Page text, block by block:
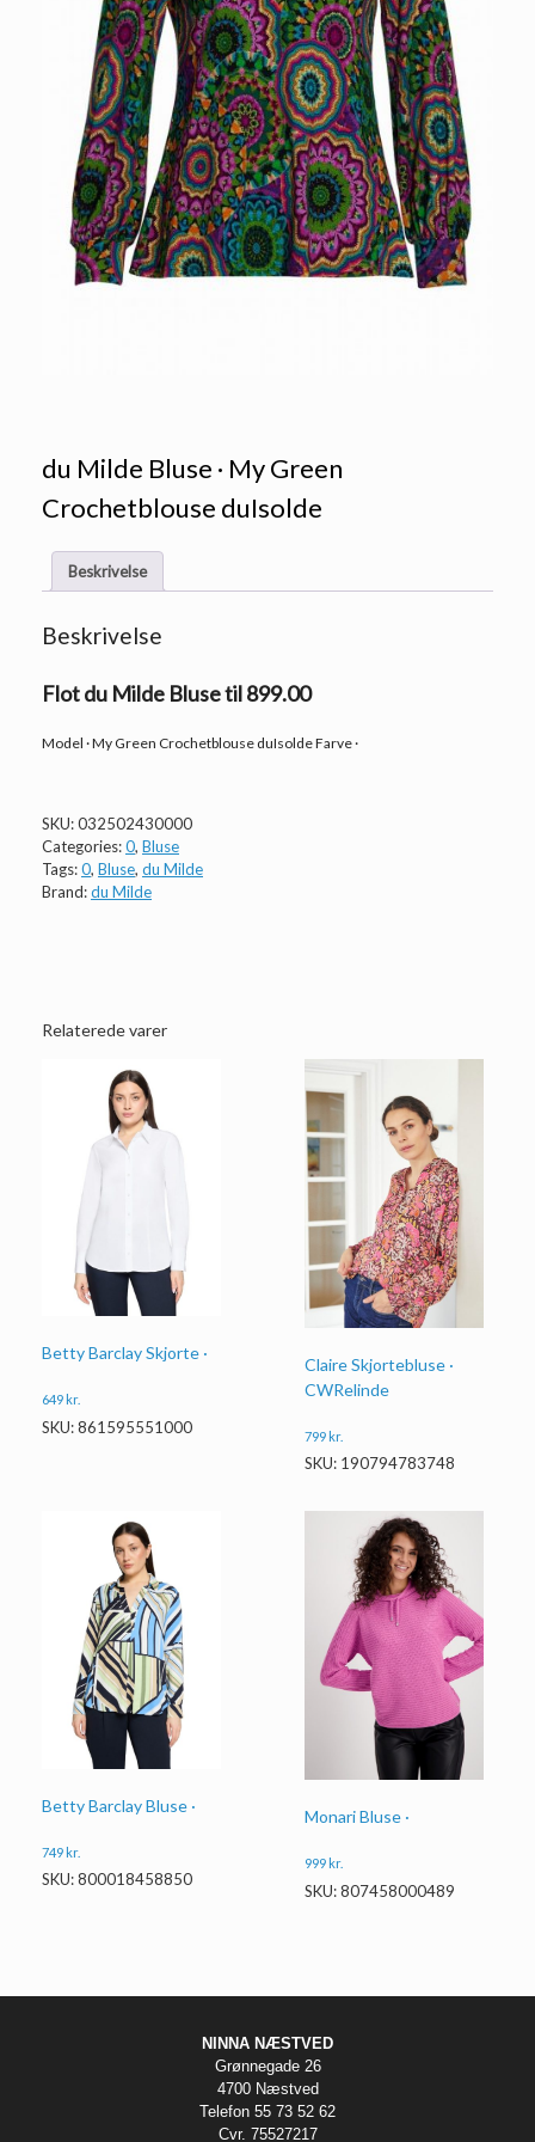
du Milde Bluse · My Green
Crochetblouse duIsolde
Beskrivelse
Beskrivelse
Flot du Milde Bluse til 899.00
Model · My Green Crochetblouse duIsolde Farve ·
SKU:032502430000
Categories:0, Bluse
Tags:0, Bluse, du Milde
Brand:du Milde
Relaterede varer
Betty Barclay Skjorte ·
649 kr.
SKU: 861595551000
Claire Skjortebluse ·
CWRelinde
799kr.
SKU: 190794783748
Betty Barclay Bluse ·
749kr.
SKU: 800018458850
Monari Bluse ·
999 kr.
SKU: 807458000489
NINNA NÆSTVED
Grønnegade 26
4700 Næstved
Telefon 55 73 52 62
Cvr. 75527217